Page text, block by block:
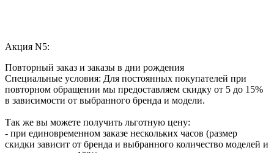
Акция N5:
Повторный заказ и заказы в дни рождения
Специальные условия: Для постоянных покупателей при
повторном обращении мы предоставляем скидку от 5 до 15%
в зависимости от выбранного бренда и модели.
Так же вы можете получить льготную цену:
- при единовременном заказе нескольких часов (размер
скидки зависит от бренда и выбранного количество моделей и